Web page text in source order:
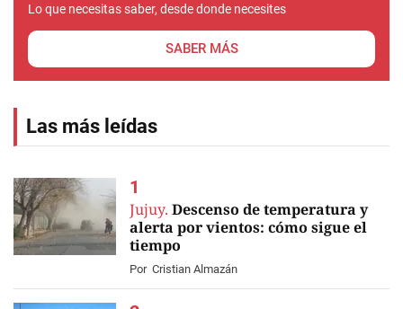
Lo que necesitas saber, desde donde necesites
SABER MÁS
Las más leídas
Jujuy. Descenso de temperatura y
alerta por vientos: cómo sigue el
tiempo
Por Cristian Almazán